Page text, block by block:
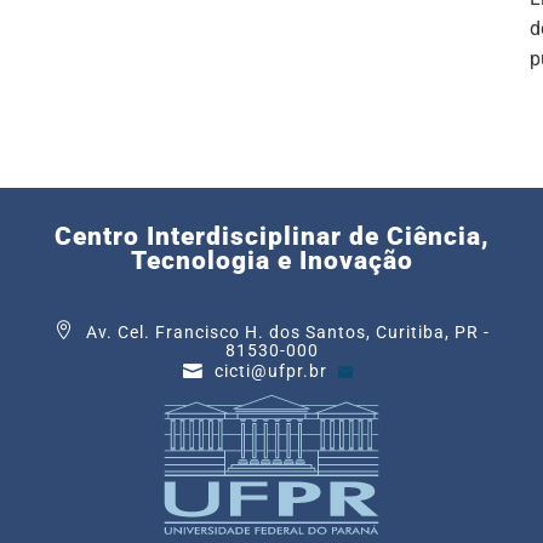
Centro Interdisciplinar de Ciência,
Tecnologia e Inovação
Av. Cel. Francisco H. dos Santos, Curitiba, PR -
81530-000
cicti@ufpr.br